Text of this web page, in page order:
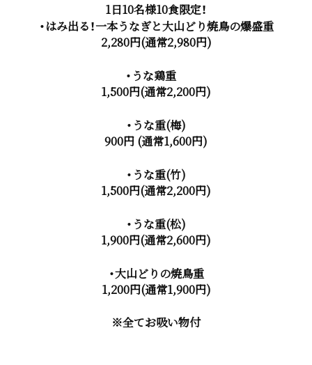
1日10名様10食限定！
・はみ出る！一本うなぎと大山どり焼鳥の爆盛重
2,280円(通常2,980円)
・うな鶏重
1,500円(通常2,200円)
・うな重(梅)
900円 (通常1,600円)
・うな重(竹)
1,500円(通常2,200円)
・うな重(松)
1,900円(通常2,600円)
・大山どりの焼鳥重
1,200円(通常1,900円)
※全てお吸い物付